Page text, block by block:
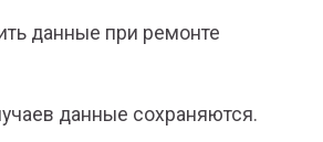
данные при ремонте
данные сохраняются.